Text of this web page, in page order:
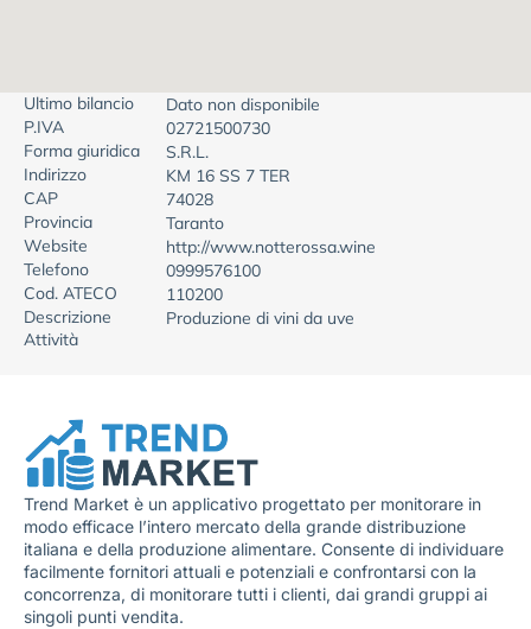
Ultimo bilancio
Dato non disponibile
P.IVA
02721500730
Forma giuridica
S.R.L.
Indirizzo
KM 16 SS 7 TER
CAP
74028
Provincia
Taranto
Website
http://www.notterossa.wine
Telefono
0999576100
Cod. ATECO
110200
Descrizione
Attività
Produzione di vini da uve
Trend Market è un applicativo progettato per monitorare in
modo efficace l’intero mercato della grande distribuzione
italiana e della produzione alimentare. Consente di individuare
facilmente fornitori attuali e potenziali e confrontarsi con la
concorrenza, di monitorare tutti i clienti, dai grandi gruppi ai
singoli punti vendita.